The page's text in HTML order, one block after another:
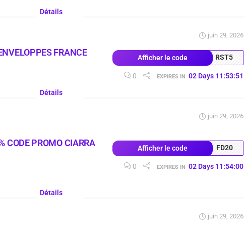
Détails
FRANCE
juin 29, 2026
Afficher le code RST5
0 EXPIRES IN 02 Days 11:53:50
Détails
CODE PROMO CIARRA
juin 29, 2026
Afficher le code FD20
0 EXPIRES IN 02 Days 11:53:59
Détails
juin 29, 2026